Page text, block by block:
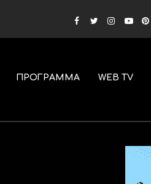
ΠΡΟΓΡΑΜΜΑ WEB TV